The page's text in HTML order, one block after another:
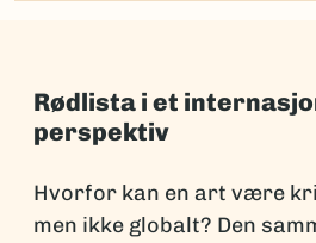
Rødlista i et
perspektiv
Hvorfor kan en art være
men ikke globalt? Den